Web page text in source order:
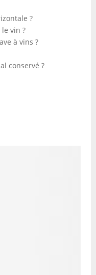
?
vin ?
à vins ?
conservé ?